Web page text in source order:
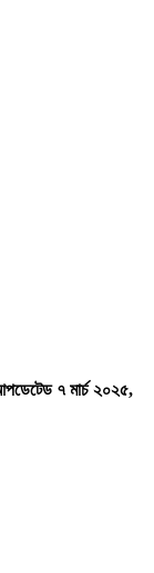
৭ মার্চ ২০২৫,